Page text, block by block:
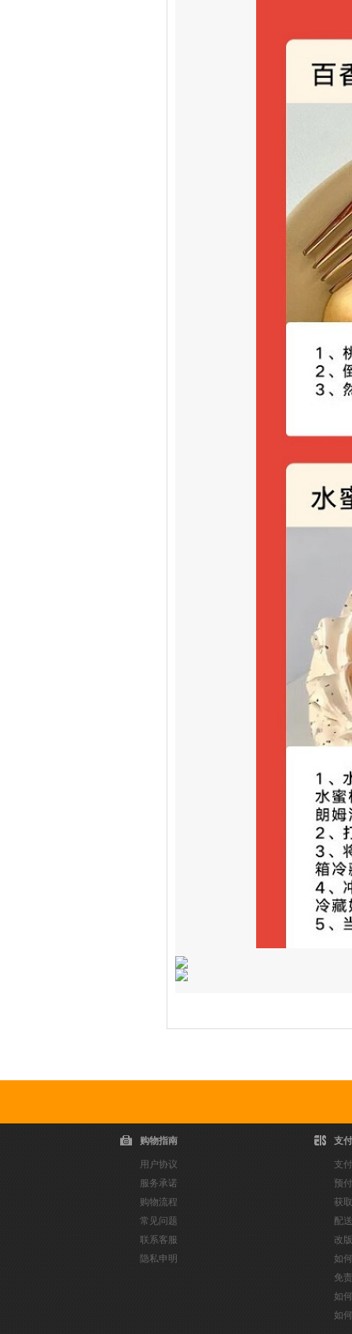
购物指南
用户协议
服务承诺
购物流程
常见问题
联系客服
隐私申明
支
支
预
获
配
改
如
免
如
如